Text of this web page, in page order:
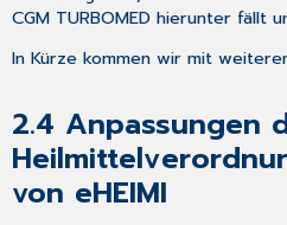
4.3
4.3.1
Sign-
On
4.3.3
CLICKDOC
CGM TURBOMED hierunter fällt
In Kürze kommen wir mit
2.4 Anpassungen
von eHEIMI